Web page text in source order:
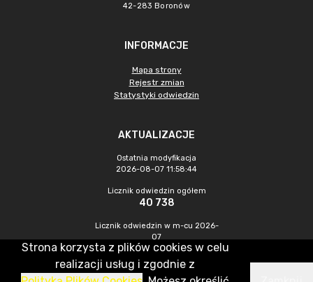
42-283 Boronów
INFORMACJE
Mapa strony
Rejestr zmian
Statystyki odwiedzin
AKTUALIZACJE
Ostatnia modyfikacja
2026-08-07 11:58:44
Licznik odwiedzin ogółem
40 738
Licznik odwiedzin w m-cu 2026-
07
375
CMS & Hosting: Nefeni Sp. z o.o.
Strona korzysta z plików cookies w celu
realizacji usług i zgodnie z